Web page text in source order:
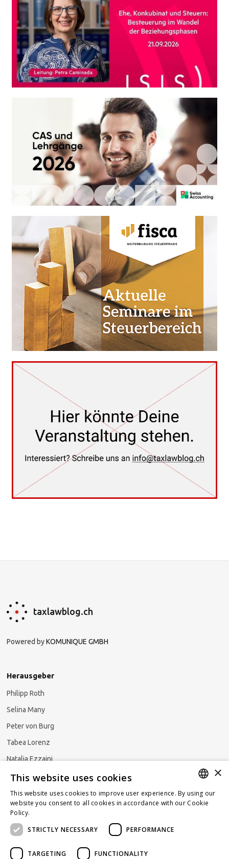
taxlawblog.ch
Powered byKOMUNIQUE GMBH
Herausgeber
Philipp Roth
Selina Many
Peter von Burg
Tabea Lorenz
Natalja Ezzaini
Newsletter abonnieren
GERMAN
×
This website uses cookies
This website uses cookies to improve user experience. By using our
website you consent to all cookies in accordance with our Cookie
Policy.
STRICTLY NECESSARY
PERFORMANCE
TARGETING FUNCTIONALITY